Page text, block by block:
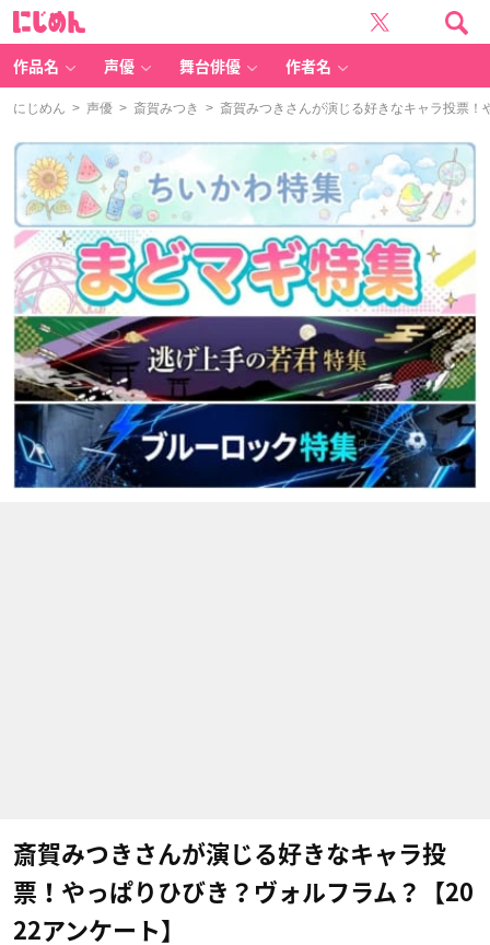
作品名 声優 舞台俳優 作者名
にじめん > 声優 > 斎賀みつき > 斎賀みつきさんが演じる好きなキャラ投票
斎賀みつきさんが演じる好きなキャラ投
票！やっぱりひびき？ヴォルフラム？【20
22アンケート】